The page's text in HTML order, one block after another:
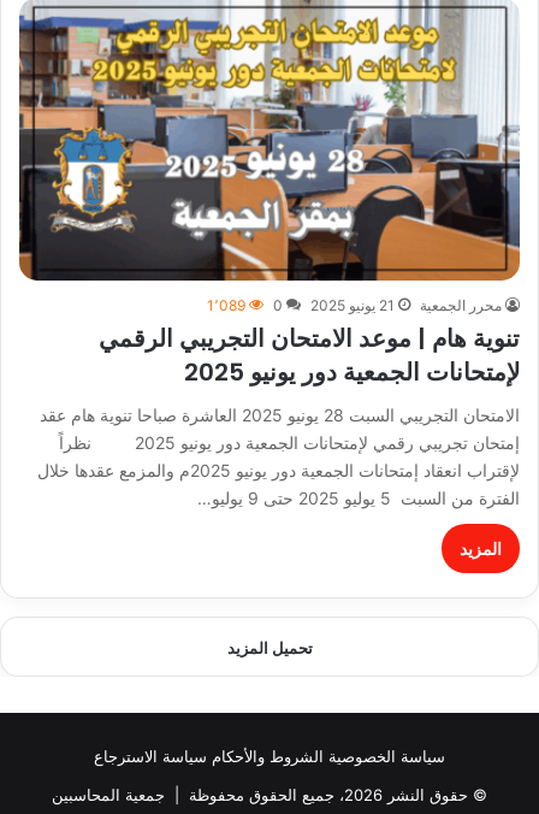
محرر الجمعية 21 يونيو 2025 0 1٬089
تنوية هام | موعد الامتحان التجريبي الرقمي
لإمتحانات الجمعية دور يونيو 2025
الامتحان التجريبي السبت 28 يونيو 2025 العاشرة صباحا تنوية هام عقد
إمتحان تجريبي رقمي لإمتحانات الجمعية دور يونيو 2025 نظراً
لإقتراب انعقاد إمتحانات الجمعية دور يونيو 2025م والمزمع عقدها خلال
الفترة من السبت 5 يوليو 2025 حتى 9 يوليو…
المزيد
تحميل المزيد
سياسة الخصوصية الشروط والأحكام سياسة الاسترجاع
© حقوق النشر 2026، جميع الحقوق محفوظة |
جمعية المحاسبين